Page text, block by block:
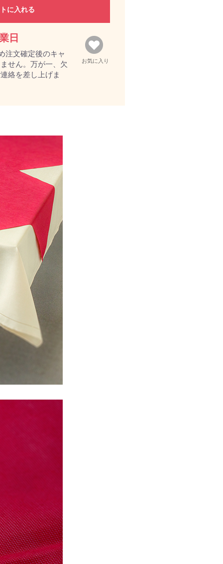
に入れる
お気に入り
日
注文確定後のキャ
せん。万が一、欠
絡を差し上げま